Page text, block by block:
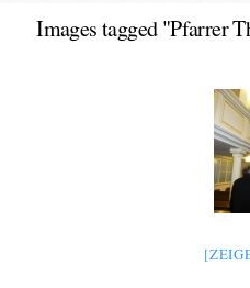
Images tagged "Pfarrer